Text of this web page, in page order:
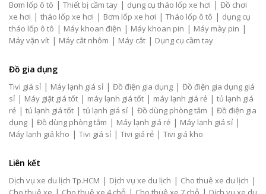
Bơm lốp ô tô | Thiết bị cầm tay | dụng cụ tháo lốp xe hơi | Đồ chơi
xe hơi | tháo lốp xe hơi | Bơm lốp xe hơi | Tháo lốp ô tô | dụng cụ
tháo lốp ô tô | Máy khoan điện | Máy khoan pin | Máy mày pin |
Máy vặn vít | Máy cắt nhôm | Máy cắt | Dụng cụ cầm tay
Đồ gia dụng
Tivi giá sỉ | Máy lạnh giá sỉ | Đồ điện gia dụng | Đồ điện gia dụng giá
sỉ | Máy giặt giá tốt | máy lạnh giá tốt | máy lạnh giá rẻ | tủ lạnh giá
rẻ | tủ lạnh giá tốt | tủ lạnh giá sỉ | Đồ dùng phòng tắm | Đồ điện gia
dụng | Đồ dùng phòng tắm | Máy lạnh giá rẻ | Máy lạnh giá sỉ |
Máy lạnh giá kho | Tivi giá sỉ | Tivi giá rẻ | Tivi giá kho
Liên kết
Dịch vụ xe du lịch Tp.HCM | Dịch vụ xe du lịch | Cho thuê xe du lịch |